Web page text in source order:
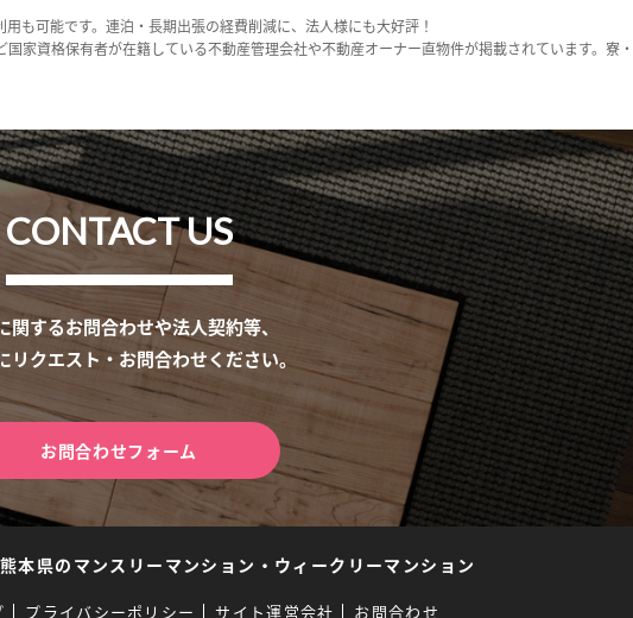
も可能です。連泊・長期出張の経費削減に、法人様にも大好評！
家資格保有者が在籍している不動産管理会社や不動産オーナー直物件が掲載されています。寮
CONTACT US
関するお問合わせや法人契約等、
リクエスト・お問合わせください。
お問合わせフォーム
熊本県のマンスリーマンション・ウィークリーマンション
プライバシーポリシー サイト運営会社 お問合わせ